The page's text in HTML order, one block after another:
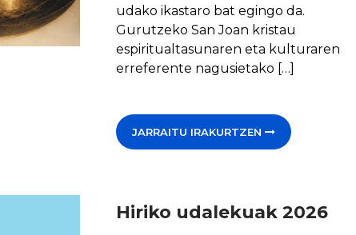
udako ikastaro bat egingo da.
Gurutzeko San Joan kristau
espiritualtasunaren eta kulturaren
erreferente nagusietako […]
JARRAITU IRAKURTZEN
Hiriko udalekuak 2026